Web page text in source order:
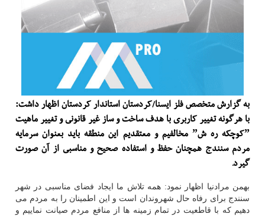
به گزارش متخصص فلز ایسنا/كردستان استاندار كردستان اظهار داشت:
با هرگونه تغییر كاربری با هدف ساخت و ساز غیر قانونی و تغییر ماهیت
ˮكوچكه ره شˮ مخالفیم و معتقدیم این منطقه باید بعنوان سرمایه
مردم سنندج همچنان حفظ و استفاده صحیح و مناسبی از آن صورت
گیرد.
بهمن مرادنیا اظهار نمود: همه تلاش ما ایجاد فضای مناسبی در شهر
سنندج برای رفاه حال شهروندان است و این اطمینان را به مردم می
دهیم كه با قاطعیت در تمام زمینه ها از منافع مردم صیانت نماییم و